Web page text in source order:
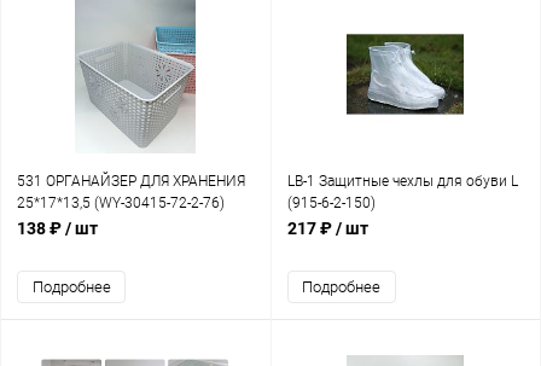
531 ОРГАНАЙЗЕР ДЛЯ ХРАНЕНИЯ
25*17*13,5 (WY-30415-72-2-76)
138 ₽/ шт
Подробнее
LB-1 Защитные чехлы для обуви L
(915-6-2-150)
217 ₽/ шт
Подробнее